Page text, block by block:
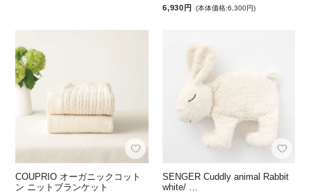
6,930円 (本体価格:6,300円)
COUPRIO オーガニックコット
ン ニットブランケット
SENGER Cuddly animal Rabbit
white/ …